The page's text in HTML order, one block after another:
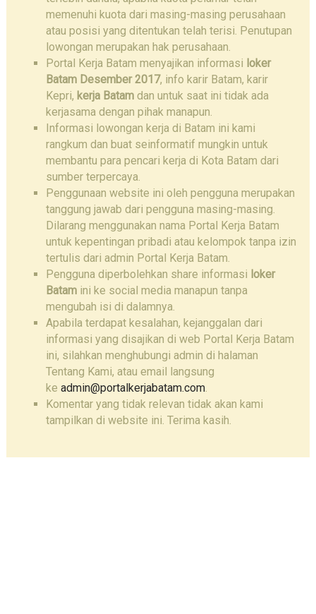
memenuhi kuota dari masing-masing perusahaan
atau posisi yang ditentukan telah terisi. Penutupan
lowongan merupakan hak perusahaan.
Portal Kerja Batam menyajikan informasi loker
Batam Desember 2017, info karir Batam, karir
Kepri, kerja Batamdan untuk saat ini tidak ada
kerjasama dengan pihak manapun.
Informasi lowongan kerja di Batam ini kami
rangkum dan buat seinformatif mungkin untuk
membantu para pencari kerja di Kota Batam dari
sumber terpercaya.
Penggunaan website ini oleh pengguna merupakan
tanggung jawab dari pengguna masing-masing.
Dilarang menggunakan nama Portal Kerja Batam
untuk kepentingan pribadi atau kelompok tanpa izin
tertulis dari admin Portal Kerja Batam.
Pengguna diperbolehkan share informasi loker
Batamini ke social media manapun tanpa
mengubah isi di dalamnya.
Apabila terdapat kesalahan, kejanggalan dari
informasi yang disajikan di web Portal Kerja Batam
ini, silahkan menghubungi admin di halaman
Tentang Kami, atau email langsung
ke admin@portalkerjabatam.com.
Komentar yang tidak relevan tidak akan kami
tampilkan di website ini. Terima kasih.